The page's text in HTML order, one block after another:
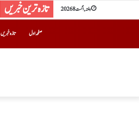
ہفتہ, اگست 8 2026 تازہ ترین خبریں
صفحہ اول تازہ خبریں